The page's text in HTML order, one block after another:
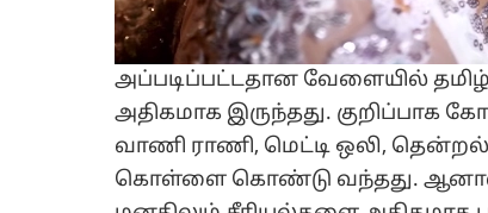
அப்படிப்பட்டதான வேளையில்
அதிகமாக இருந்தது. குறிப்பாக
வாணி ராணி, மெட்டி ஒலி,
கொள்ளை கொண்டு வந்தது. ஆனால்